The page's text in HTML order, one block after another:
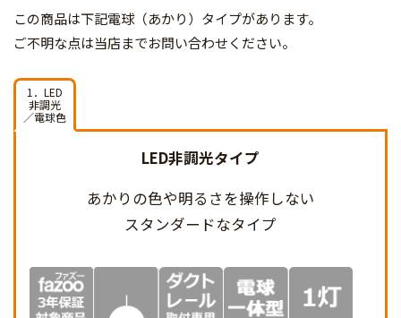
この商品は下記電球（あかり）タイプがあります。
ご不明な点は当店までお問い合わせください。
1．LED
非調光
／電球色
LED非調光タイプ
あかりの色や明るさを操作しない
スタンダードなタイプ